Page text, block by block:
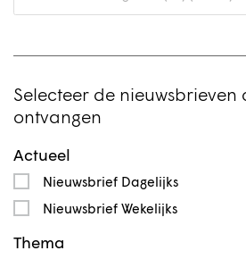
Selecteer de nieuwsbrieven
ontvangen
Actueel
Nieuwsbrief Dagelijks
Nieuwsbrief Wekelijks
Thema